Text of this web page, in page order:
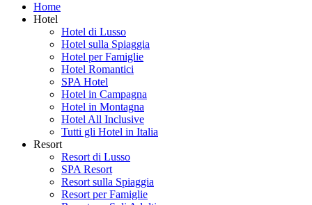
Home
Hotel
Hotel di Lusso
Hotel sulla Spiaggia
Hotel per Famiglie
Hotel Romantici
SPA Hotel
Hotel in Campagna
Hotel in Montagna
Hotel All Inclusive
Tutti gli Hotel in Italia
Resort
Resort di Lusso
SPA Resort
Resort sulla Spiaggia
Resort per Famiglie